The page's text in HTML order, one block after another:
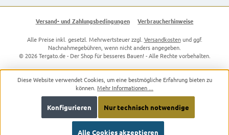
Versand- und Zahlungsbedingungen Verbraucherhinweise
Alle Preise inkl. gesetzl. Mehrwertsteuer zzgl. Versandkostenund ggf.
Nachnahmegebühren, wenn nicht anders angegeben.
© 2026 Tergato.de - Der Shop für besseres Bauen! - Alle Rechte vorbehalten.
Diese Website verwendet Cookies, um eine bestmögliche Erfahrung bieten zu
können. Mehr Informationen ...
Nur technisch notwendige
Konfigurieren
Alle Cookies akzeptieren